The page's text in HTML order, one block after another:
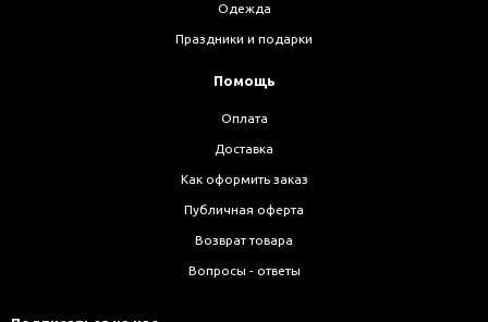
Одежда
Праздники и подарки
Помощь
Оплата
Доставка
Как оформить заказ
Публичная оферта
Возврат товара
Вопросы - ответы